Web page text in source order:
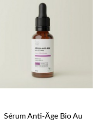
Sérum Anti-Âge Bio Au